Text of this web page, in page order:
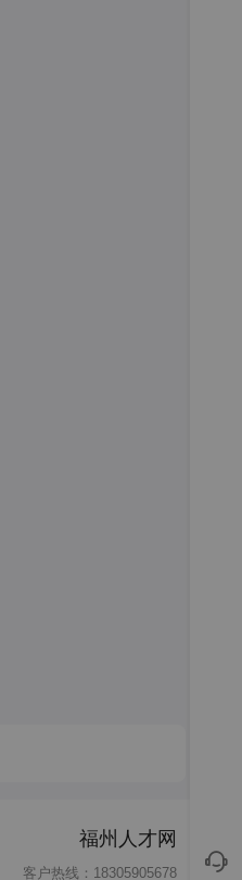
福州人才网
客户热线：18305905678